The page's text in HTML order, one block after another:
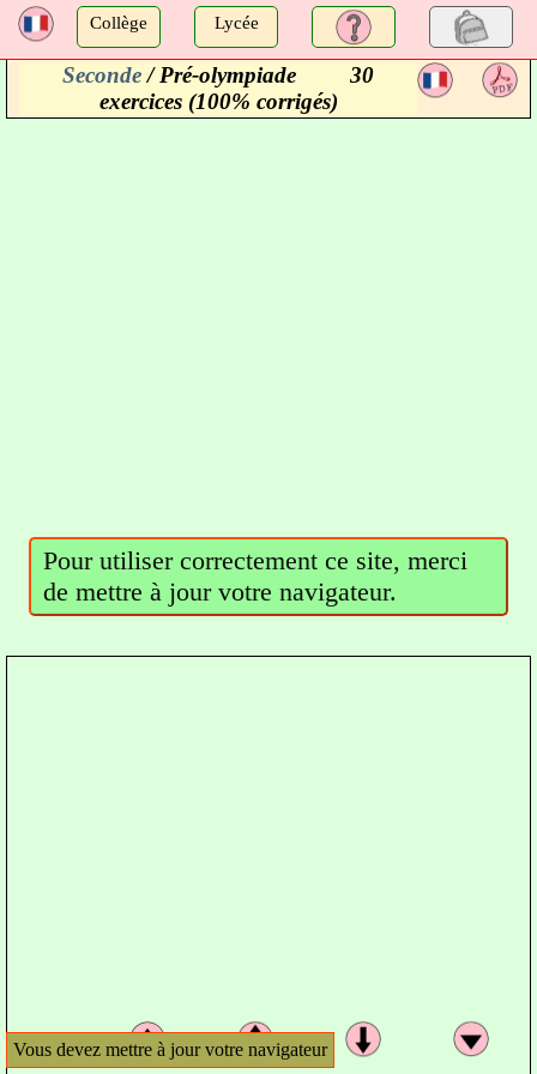
Pour utiliser correctement ce site, merci
de mettre à jour votre navigateur.
a Collège Lycée
Seconde/ Pré-olympiade
30
exercices (100% corrigés)
a
Vous devez mettre à jour votre navigateur